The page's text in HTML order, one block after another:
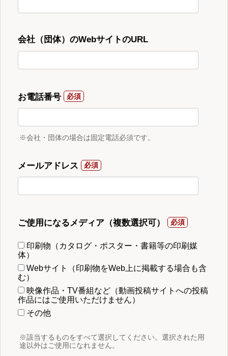
会社（団体）のWebサイトのURL
お電話番号
※会社・団体の場合は固定電話必須です。
メールアドレス
ご使用になるメディア（複数選択可）
印刷物（カタログ・ポスター・書籍等の印刷媒
体）
Webサイト（印刷物をWeb上に掲載する場合も含
む）
映像作品・TV番組など（動画投稿サイトへの投稿
作品にはご使用いただけません）
その他
※該当するものをすべて選択してください。選択された用
途以外はご使用になれません。